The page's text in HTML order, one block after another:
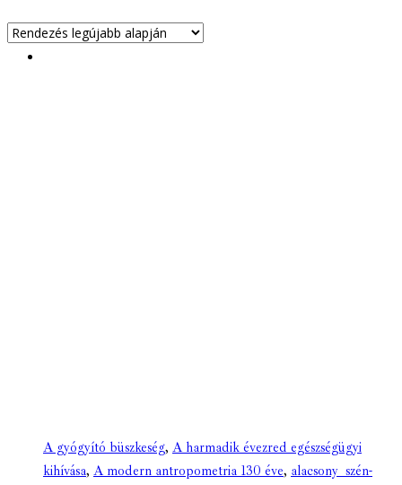
A gyógyító büszkeség, A harmadik évezred egészségügyi
kihívása, A modern antropometria 130 éve, alacsony szén-